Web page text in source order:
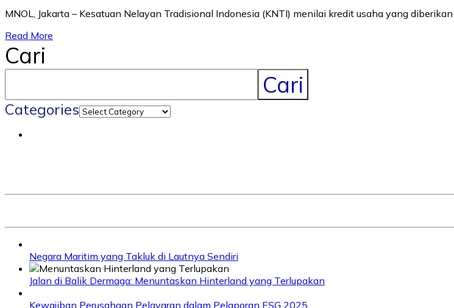
MNOL, Jakarta – Kesatuan Nelayan Tradisional Indonesia (KNTI) menilai kredit usaha yang
Read More
Cari
Cari
Categories
Negara Maritim yang Takluk di Lautnya Sendiri
Jalan di Balik Dermaga: Menuntaskan Hinterland yang Terlupakan
Kewajiban Perusahaan Pelayaran dalam Pelaporan ESG 2025